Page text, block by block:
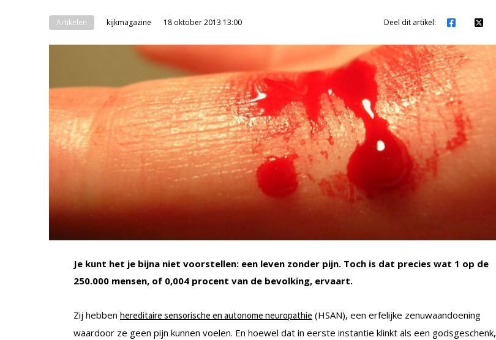
Artikelen kijkmagazine 18 oktober 2013 13:00 Deel dit artikel:
Je kunt het je bijna niet voorstellen: een leven zonder pijn. Toch is dat precies wat 1 op de
250.000 mensen, of 0,004 procent van de bevolking, ervaart.
Zij hebben hereditaire sensorische en autonome neuropathie (HSAN), een erfelijke zenuwaandoening
waardoor ze geen pijn kunnen voelen. En hoewel dat in eerste instantie klinkt als een godsgeschenk,